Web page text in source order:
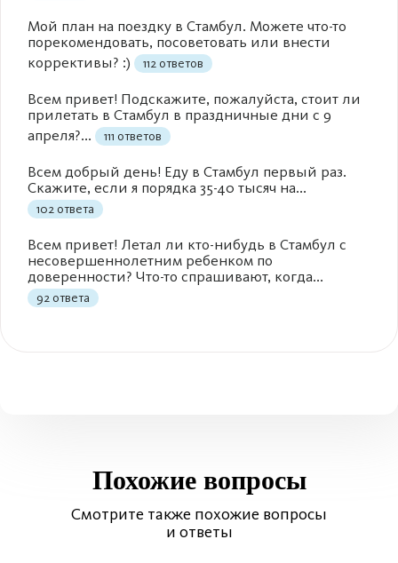
Мой план на поездку в Стамбул. Можете что-то
порекомендовать, посоветовать или внести
коррективы? :)
112 ответов
Всем привет! Подскажите, пожалуйста, стоит ли
прилетать в Стамбул в праздничные дни с 9
апреля?...
111 ответов
Всем добрый день! Еду в Стамбул первый раз.
Скажите, если я порядка 35-40 тысяч на...
102 ответа
Всем привет! Летал ли кто-нибудь в Стамбул с
несовершеннолетним ребенком по
доверенности? Что-то спрашивают, когда...
92 ответа
Похожие вопросы
Смотрите также похожие вопросы
и ответы